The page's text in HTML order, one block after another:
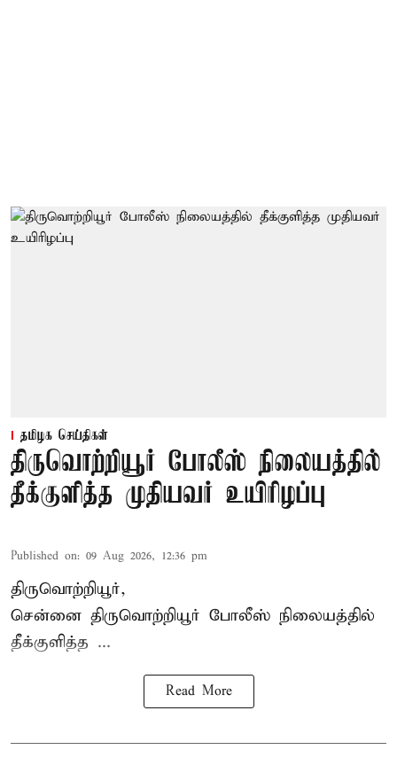
தமிழக செய்திகள்
திருவொற்றியூர் போலீஸ் நிலையத்தில்
தீக்குளித்த முதியவர் உயிரிழப்பு
Published on: 09 Aug 2026, 12:36 pm
திருவொற்றியூர்,
சென்னை திருவொற்றியூர் போலீஸ் நிலையத்தில்
தீக்குளித்த ...
Read More